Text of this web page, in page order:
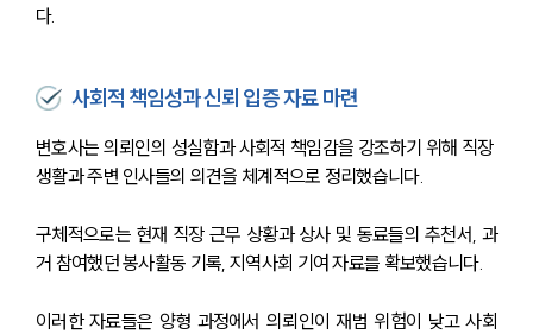
다.
사회적 책임성과 신뢰 입증 자료 마련
변호사는 의뢰인의 성실함과 사회적 책임감을 강조하기 위해 직장
생활과 주변 인사들의 의견을 체계적으로 정리했습니다.
구체적으로는 현재 직장 근무 상황과 상사 및 동료들의 추천서, 과
거 참여했던 봉사활동 기록, 지역사회 기여 자료를 확보했습니다.
이러한 자료들은 양형 과정에서 의뢰인이 재범 위험이 낮고 사회